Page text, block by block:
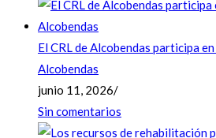
El CRL de Alcobendas participa
Alcobendas
junio 11, 2026/
Sin comentarios